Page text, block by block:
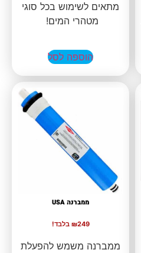
מתאים לשימוש בכל סוגי
מטהרי המים!
הוספה לסל
ממברנה USA
₪249 בלבד!
ממברנה משמש להפעלת